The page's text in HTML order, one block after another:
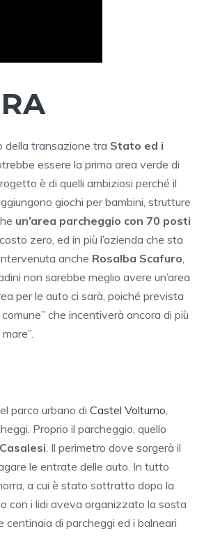
della transazione tra Stato ed i
essere la prima area verde di
è di quelli ambiziosi perché il
giochi per bambini, strutture
un’area parcheggio con 70 posti
zero, ed in più l’azienda che sta
anche Rosalba Scafuro,
non sarebbe meglio avere un’area
per le auto ci sarà, poiché prevista
che incentiverà ancora di più
parco urbano di Castel Volturno,
Proprio il parcheggio, quello
. Il perimetro dove sorgerà il
le entrate delle auto. In tutto
a cui è stato sottratto dopo la
con i lidi aveva organizzato la sosta
di parcheggi ed i balneari